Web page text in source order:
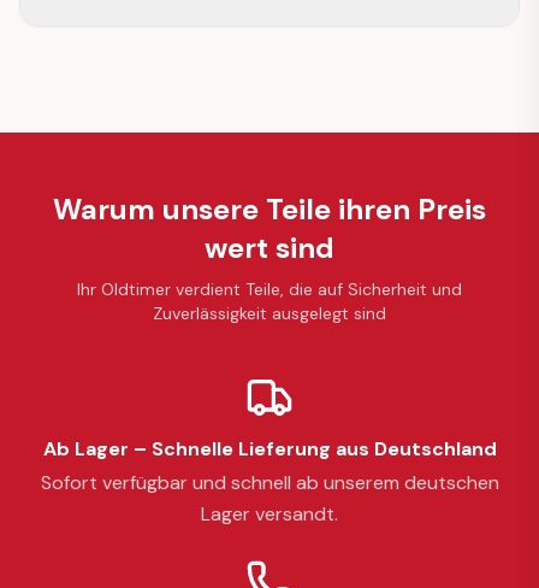
Warum unsere Teile ihren Preis
wert sind
Ihr Oldtimer verdient Teile, die auf Sicherheit und
Zuverlässigkeit ausgelegt sind
Ab Lager – Schnelle Lieferung aus Deutschland
Sofort verfügbar und schnell ab unserem deutschen
Lager versandt.